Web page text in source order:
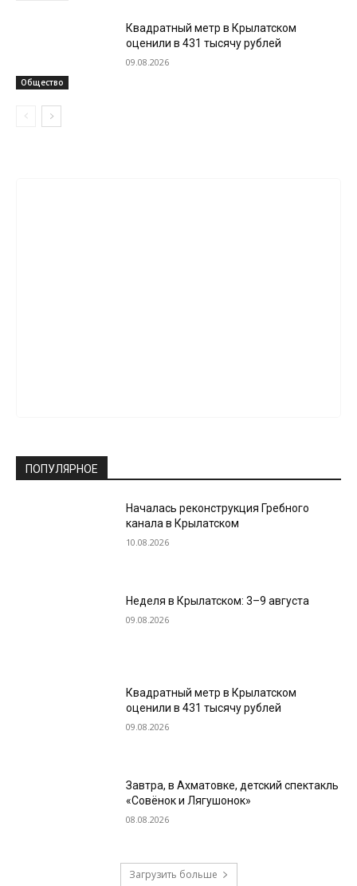
Общество
Квадратный метр в Крылатском
оценили в 431 тысячу рублей
09.08.2026
ПОПУЛЯРНОЕ
Началась реконструкция Гребного
канала в Крылатском
10.08.2026
Неделя в Крылатском: 3–9 августа
09.08.2026
Квадратный метр в Крылатском
оценили в 431 тысячу рублей
09.08.2026
Завтра, в Ахматовке, детский спектакль
«Совёнок и Лягушонок»
08.08.2026
Загрузить больше